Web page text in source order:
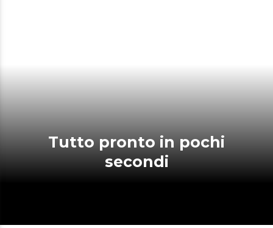
Tutto pronto in pochi
secondi